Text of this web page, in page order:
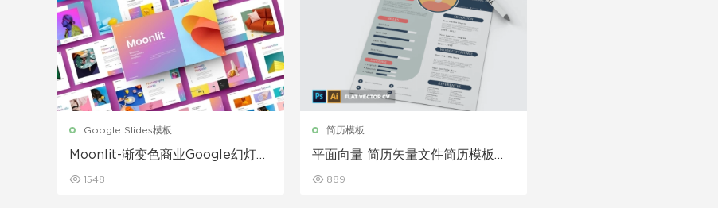
Google Slides模板
Moonlit-渐变色商业Google幻灯片
1548
简历模板
平面向量 简历矢量文件简历模板下
889